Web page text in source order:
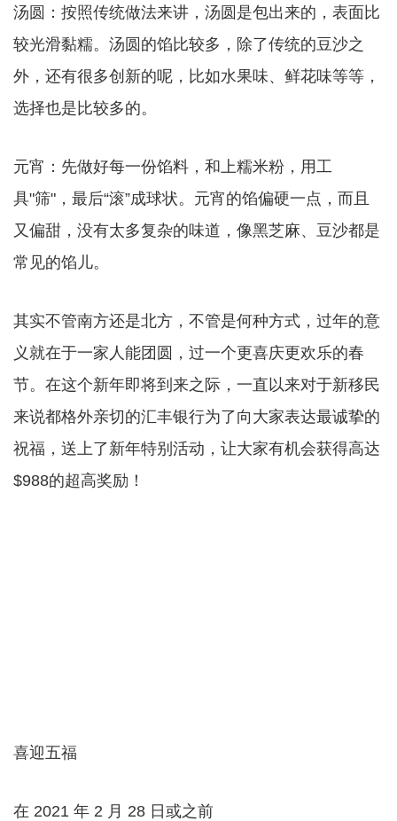
汤圆：按照传统做法来讲，汤圆是包出来的，表面比
较光滑黏糯。汤圆的馅比较多，除了传统的豆沙之
外，还有很多创新的呢，比如水果味、鲜花味等等，
选择也是比较多的。
元宵：先做好每一份馅料，和上糯米粉，用工
具"筛"，最后“滚”成球状。元宵的馅偏硬一点，而且
又偏甜，没有太多复杂的味道，像黑芝麻、豆沙都是
常见的馅儿。
其实不管南方还是北方，不管是何种方式，过年的意
义就在于一家人能团圆，过一个更喜庆更欢乐的春
节。在这个新年即将到来之际，一直以来对于新移民
来说都格外亲切的汇丰银行为了向大家表达最诚挚的
祝福，送上了新年特别活动，让大家有机会获得高达
$988的超高奖励！
喜迎五福
在 2021 年 2 月 28 日或之前